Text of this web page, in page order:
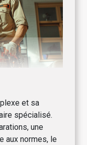
et sa
spécialisé.
une
aux normes, le